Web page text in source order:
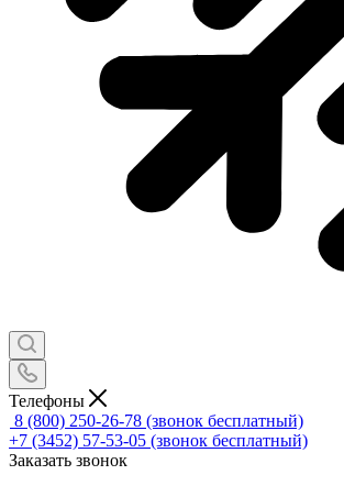
Телефоны
8 (800) 250-26-78 (звонок бесплатный)
+7 (3452) 57-53-05 (звонок бесплатный)
Заказать звонок